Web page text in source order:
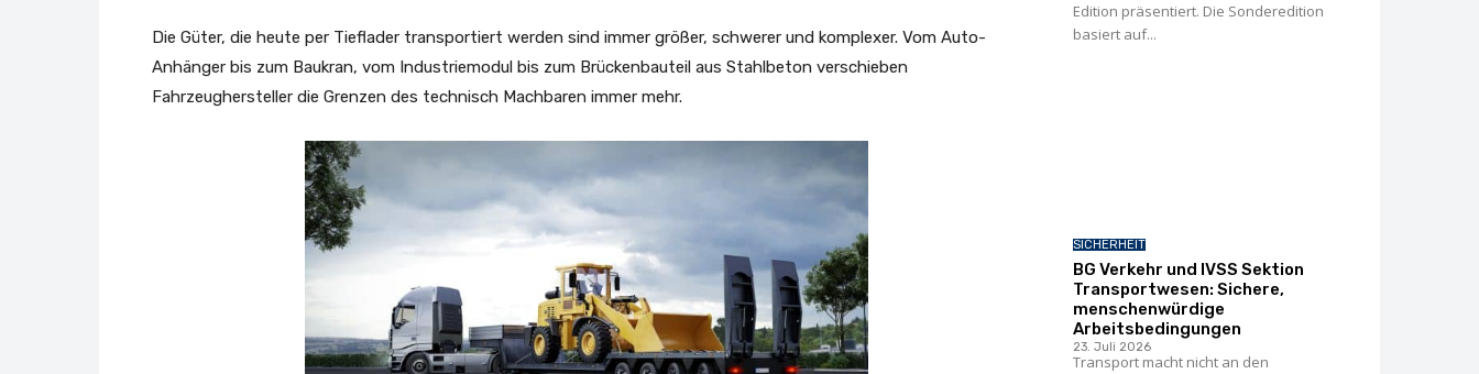
Die Güter, die heute per Tieflader transportiert werden sind immer größer, schwerer und komplexer. Vom Auto-
Anhänger bis zum Baukran, vom Industriemodul bis zum Brückenbauteil aus Stahlbeton verschieben
Fahrzeughersteller die Grenzen des technisch Machbaren immer mehr.
Edition präsentiert. Die Sonderedition
basiert auf...
SICHERHEIT
BG Verkehr und IVSS Sektion
Transportwesen: Sichere,
menschenwürdige
Arbeitsbedingungen
23. Juli 2026
Transport macht nicht an den